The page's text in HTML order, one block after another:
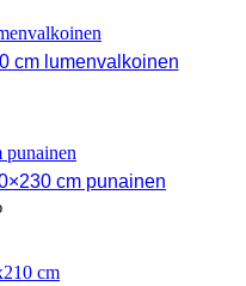
cm lumenvalkoinen
cm punainen